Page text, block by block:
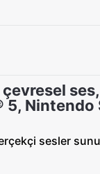
5,
sesler